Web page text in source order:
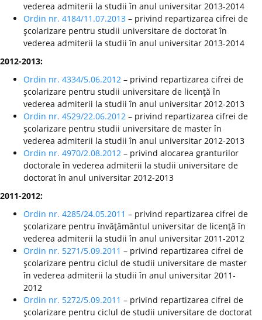
vederea admiterii la studii în anul universitar 2013-2014
Ordin nr. 4184/11.07.2013 – privind repartizarea cifrei de
şcolarizare pentru studii universitare de doctorat în
vederea admiterii la studii în anul universitar 2013-2014
2012-2013:
Ordin nr. 4334/5.06.2012 – privind repartizarea cifrei de
şcolarizare pentru studii universitare de licenţă în
vederea admiterii la studii în anul universitar 2012-2013
Ordin nr. 4529/22.06.2012 – privind repartizarea cifrei de
şcolarizare pentru studii universitare de master în
vederea admiterii la studii în anul universitar 2012-2013
Ordin nr. 4970/2.08.2012 – privind alocarea granturilor
doctorale în vederea admiterii la studii universitare de
doctorat în anul universitar 2012-2013
2011-2012:
Ordin nr. 4285/24.05.2011 – privind repartizarea cifrei de
şcolarizare pentru învăţământul universitar de licenţă în
vederea admiterii la studii în anul universitar 2011-2012
Ordin nr. 5271/5.09.2011 – privind repartizarea cifrei de
şcolarizare pentru ciclul de studii universitare de master
în vederea admiterii la studii în anul universitar 2011-
2012
Ordin nr. 5272/5.09.2011 – privind repartizarea cifrei de
şcolarizare pentru ciclul de studii universitare de doctorat